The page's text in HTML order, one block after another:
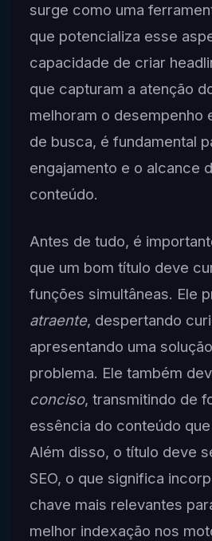
surge como uma
que potencializa esse
capacidade de criar
que capturam a atenção
melhoram o desempenho
de busca, é fundamental
engajamento e o alcance
conteúdo.
Antes de tudo, é
que um bom título deve
funções simultâneas. Ele
atraente, despertando
apresentando uma
problema. Ele também
conciso, transmitindo de
essência do conteúdo
Além disso, o título deve
SEO, o que significa
chave mais relevantes
melhor indexação nos